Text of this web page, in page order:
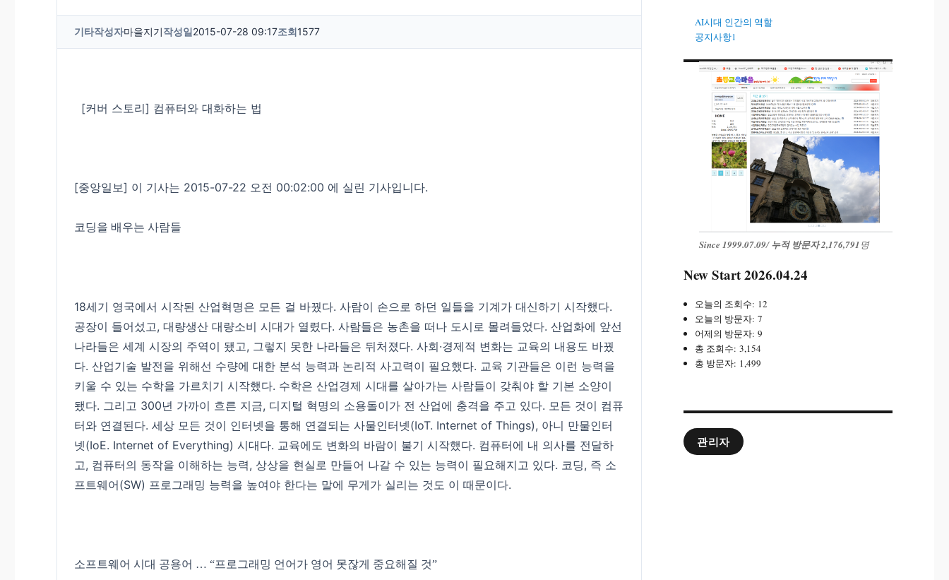
기타작성자마을지기작성일2015-07-28 09:17조회1577
[커버 스토리] 컴퓨터와 대화하는 법
[중앙일보] 이 기사는 2015-07-22 오전 00:02:00 에 실린 기사입니다.
코딩을 배우는 사람들
18세기 영국에서 시작된 산업혁명은 모든 걸 바꿨다. 사람이 손으로 하던 일들을 기계가 대신하기 시작했다.
공장이 들어섰고, 대량생산 대량소비 시대가 열렸다. 사람들은 농촌을 떠나 도시로 몰려들었다. 산업화에 앞선
나라들은 세계 시장의 주역이 됐고, 그렇지 못한 나라들은 뒤처졌다. 사회·경제적 변화는 교육의 내용도 바꿨
다. 산업기술 발전을 위해선 수량에 대한 분석 능력과 논리적 사고력이 필요했다. 교육 기관들은 이런 능력을
키울 수 있는 수학을 가르치기 시작했다. 수학은 산업경제 시대를 살아가는 사람들이 갖춰야 할 기본 소양이
됐다. 그리고 300년 가까이 흐른 지금, 디지털 혁명의 소용돌이가 전 산업에 충격을 주고 있다. 모든 것이 컴퓨
터와 연결된다. 세상 모든 것이 인터넷을 통해 연결되는 사물인터넷(IoT. Internet of Things), 아니 만물인터
넷(IoE. Internet of Everything) 시대다. 교육에도 변화의 바람이 불기 시작했다. 컴퓨터에 내 의사를 전달하
고, 컴퓨터의 동작을 이해하는 능력, 상상을 현실로 만들어 나갈 수 있는 능력이 필요해지고 있다. 코딩, 즉 소
프트웨어(SW) 프로그래밍 능력을 높여야 한다는 말에 무게가 실리는 것도 이 때문이다.
소프트웨어 시대 공용어 … “프로그래밍 언어가 영어 못잖게 중요해질 것”
AI시대 인간의 역할
공지사항1
Since 1999.07.09/누적 방문자 2,176,791명
New Start 2026.04.24
오늘의 조회수: 12
오늘의 방문자:7
어제의 방문자:9
총 조회수:3,154
총 방문자: 1,499
관리자